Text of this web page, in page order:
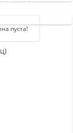
пуста!